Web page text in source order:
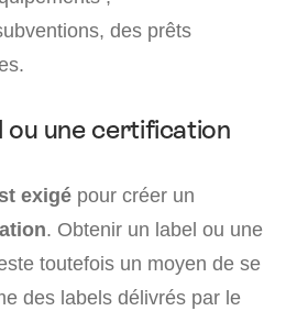
des prêts
ou une certification
exigé pour créer un
. Obtenir un label ou une
toutefois un moyen de se
des labels délivrés par le